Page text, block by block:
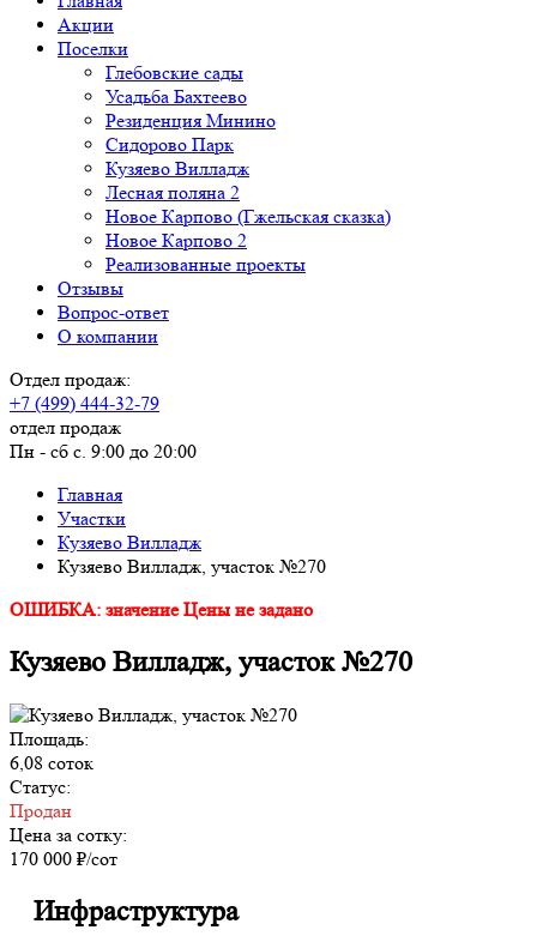
Акции
Поселки
Глебовские сады
Усадьба Бахтеево
Резиденция Минино
Сидорово Парк
Кузяево Вилладж
Лесная поляна 2
Новое Карпово (Гжельская сказка)
Новое Карпово 2
Реализованные проекты
Отзывы
Вопрос-ответ
О компании
Отдел продаж:
+7 (499) 444-32-79
отдел продаж
Пн - сб с. 9:00 до 20:00
Главная
Участки
Кузяево Вилладж
Кузяево Вилладж, участок №270
ОШИБКА: значение Цены не задано
Кузяево Вилладж, участок №270
Площадь:
6,08 соток
Статус:
Продан
Цена за сотку:
170 000 ₽/сот
Инфраструктура